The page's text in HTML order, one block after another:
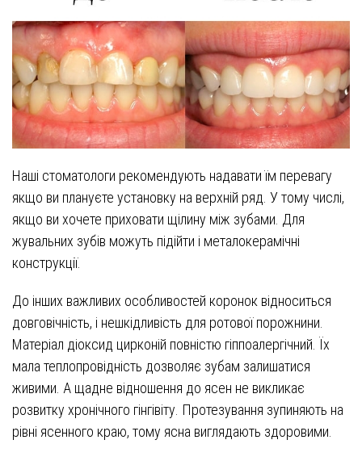
Наші стоматологи рекомендують надавати їм перевагу
якщо ви плануєте установку на верхній ряд. У тому числі,
якщо ви хочете приховати щілину між зубами. Для
жувальних зубів можуть підійти і металокерамічні
конструкції.
До інших важливих особливостей коронок відноситься
довговічність, і нешкідливість для ротової порожнини.
Матеріал діоксид цирконій повністю гіппоалергічний. Їх
мала теплопровідність дозволяє зубам залишатися
живими. А щадне відношення до ясен не викликає
розвитку хронічного гінгівіту. Протезування зупиняють на
рівні ясенного краю, тому ясна виглядають здоровими.